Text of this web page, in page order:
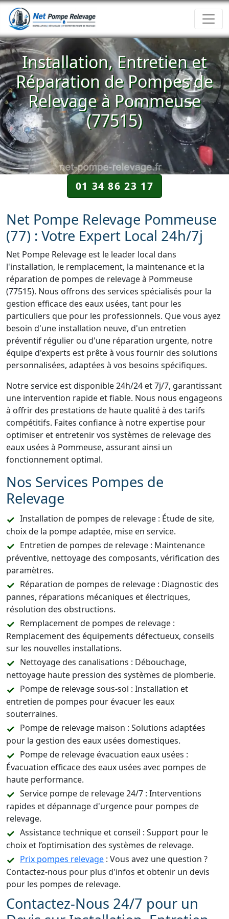
Installation, Entretien et
Réparation de Pompes de
Relevage à Pommeuse
(77515)
01 34 86 23 17
Net Pompe Relevage Pommeuse
(77) : Votre Expert Local 24h/7j
Net Pompe Relevage est le leader local dans
l'installation, le remplacement, la maintenance et la
réparation de pompes de relevage à Pommeuse
(77515). Nous offrons des services spécialisés pour la
gestion efficace des eaux usées, tant pour les
particuliers que pour les professionnels. Que vous ayez
besoin d'une installation neuve, d'un entretien
préventif régulier ou d'une réparation urgente, notre
équipe d'experts est prête à vous fournir des solutions
personnalisées, adaptées à vos besoins spécifiques.
Notre service est disponible 24h/24 et 7j/7, garantissant
une intervention rapide et fiable. Nous nous engageons
à offrir des prestations de haute qualité à des tarifs
compétitifs. Faites confiance à notre expertise pour
optimiser et entretenir vos systèmes de relevage des
eaux usées à Pommeuse, assurant ainsi un
fonctionnement optimal.
Nos Services Pompes de
Relevage
Installation de pompes de relevage : Étude de site,
choix de la pompe adaptée, mise en service.
Entretien de pompes de relevage : Maintenance
préventive, nettoyage des composants, vérification des
paramètres.
Réparation de pompes de relevage : Diagnostic des
pannes, réparations mécaniques et électriques,
résolution des obstructions.
Remplacement de pompes de relevage :
Remplacement des équipements défectueux, conseils
sur les nouvelles installations.
Nettoyage des canalisations : Débouchage,
nettoyage haute pression des systèmes de plomberie.
Pompe de relevage sous-sol : Installation et
entretien de pompes pour évacuer les eaux
souterraines.
Pompe de relevage maison : Solutions adaptées
pour la gestion des eaux usées domestiques.
Pompe de relevage évacuation eaux usées :
Évacuation efficace des eaux usées avec pompes de
haute performance.
Service pompe de relevage 24/7 : Interventions
rapides et dépannage d'urgence pour pompes de
relevage.
Assistance technique et conseil : Support pour le
choix et l’optimisation des systèmes de relevage.
Prix pompes relevage : Vous avez une question ?
Contactez-nous pour plus d'infos et obtenir un devis
pour les pompes de relevage.
Contactez-Nous 24/7 pour un